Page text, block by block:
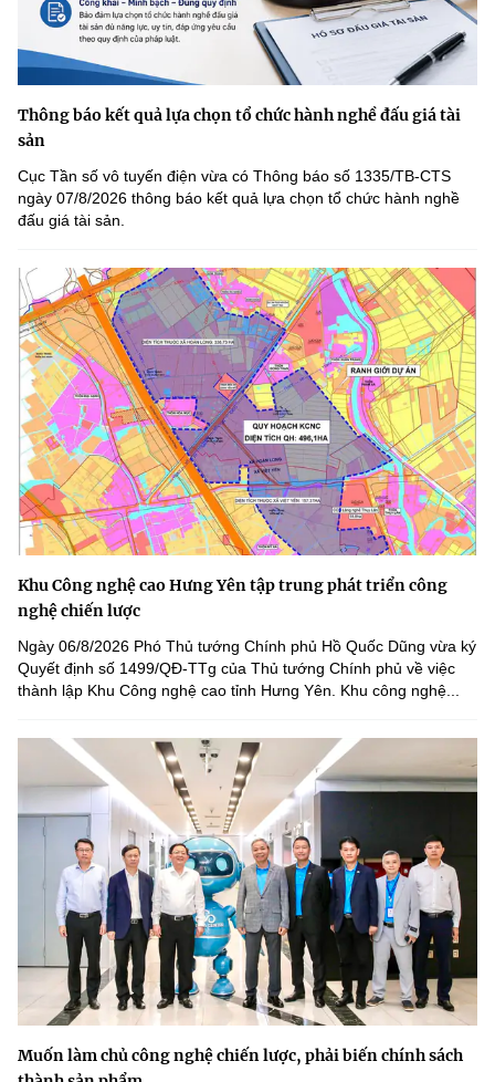
Thông báo kết quả lựa chọn tổ chức hành nghề đấu giá tài
sản
Cục Tần số vô tuyến điện vừa có Thông báo số 1335/TB-CTS
ngày 07/8/2026 thông báo kết quả lựa chọn tổ chức hành nghề
đấu giá tài sản.
Khu Công nghệ cao Hưng Yên tập trung phát triển công
nghệ chiến lược
Ngày 06/8/2026 Phó Thủ tướng Chính phủ Hồ Quốc Dũng vừa ký
Quyết định số 1499/QĐ-TTg của Thủ tướng Chính phủ về việc
thành lập Khu Công nghệ cao tỉnh Hưng Yên. Khu công nghệ...
Muốn làm chủ công nghệ chiến lược, phải biến chính sách